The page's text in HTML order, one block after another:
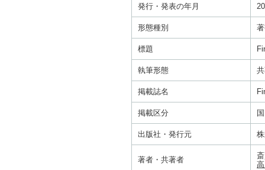
発行・発表の年月
形態種別
標題
執筆形態
掲載誌名
掲載区分
出版社・発行元
著者・共著者